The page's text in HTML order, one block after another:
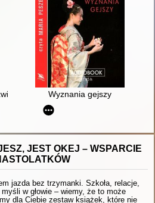
Wyznania gejszy
JEST OKEJ – WSPARCIE
jazda bez trzymanki. Szkoła, relacje,
w głowie – wiemy, że to może
dla Ciebie zestaw książek, które nie